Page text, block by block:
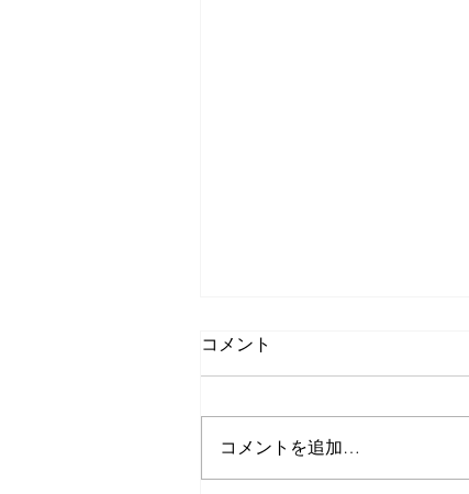
コメント
コメントを追加…